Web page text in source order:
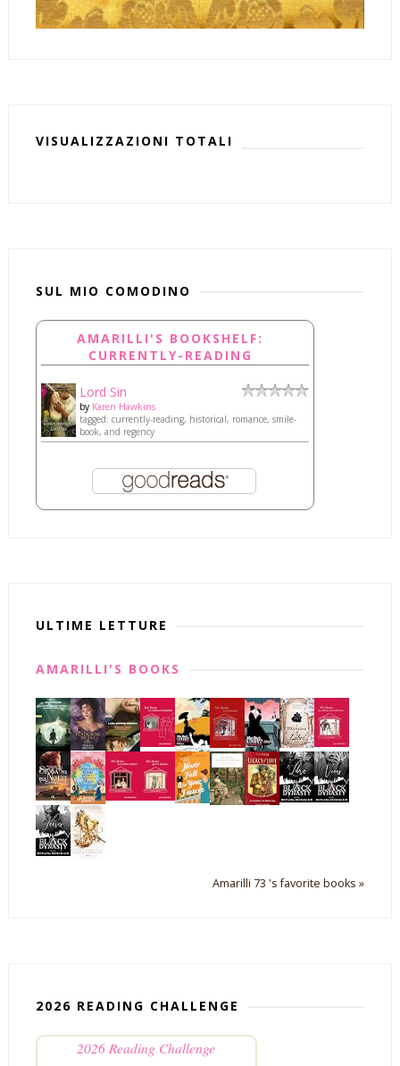
VISUALIZZAZIONI TOTALI
SUL MIO COMODINO
AMARILLI'S BOOKSHELF:
CURRENTLY-READING
Lord Sin
by Karen Hawkins
tagged: currently-reading, historical, romance, smile-
book, and regency
ULTIME LETTURE
AMARILLI'S BOOKS
Amarilli 73 's favorite books »
2026 READING CHALLENGE
2026 Reading Challenge